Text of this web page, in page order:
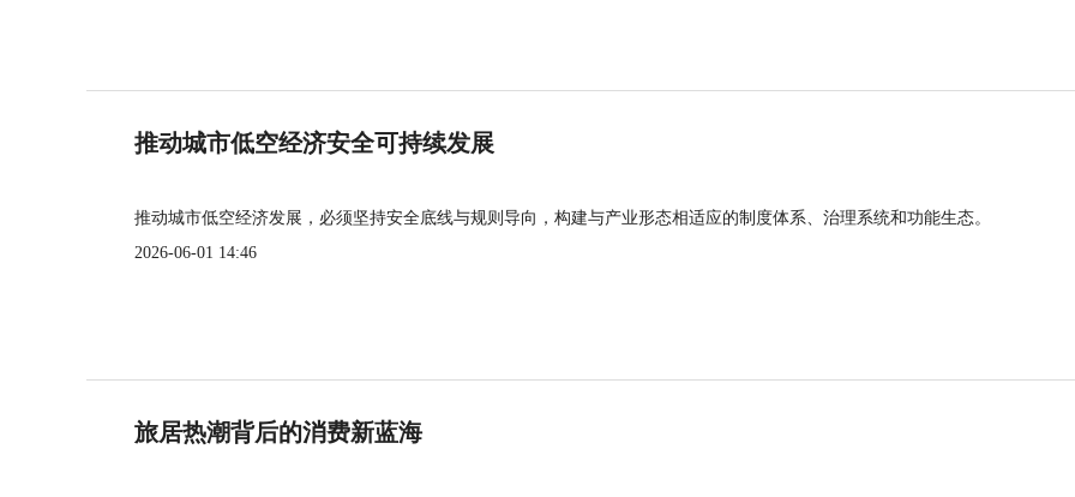
推动城市低空经济安全可持续发展
推动城市低空经济发展，必须坚持安全底线与规则导向，构建与产业形态相适应的制度体系、治理系统和功能生态。
2026-06-01 14:46
旅居热潮背后的消费新蓝海